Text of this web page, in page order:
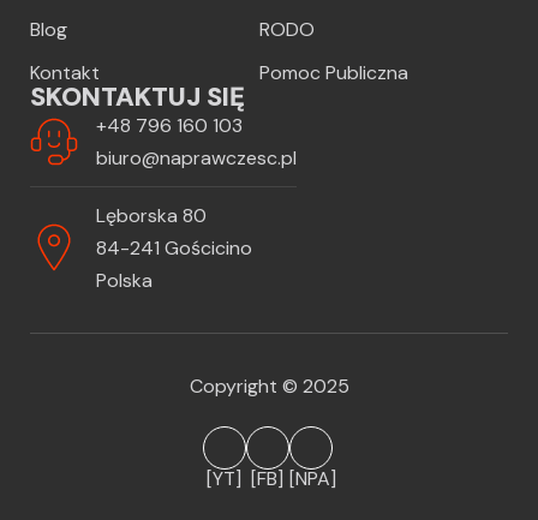
Blog
Kontakt
RODO
Pomoc Publiczna
SKONTAKTUJ SIĘ
+48 796 160 103
biuro@naprawczesc.pl
Lęborska 80
84-241 Gościcino
Polska
Copyright © 2025
[YT] [FB] [NPA]